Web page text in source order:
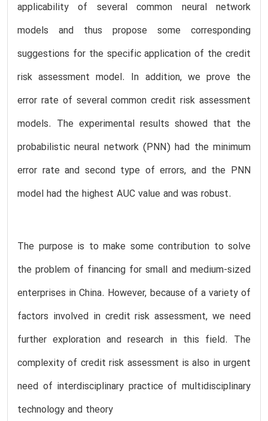
applicability of several common neural network
models and thus propose some corresponding
suggestions for the specific application of the credit
risk assessment model. In addition, we prove the
error rate of several common credit risk assessment
models. The experimental results showed that the
probabilistic neural network (PNN) had the minimum
error rate and second type of errors, and the PNN
model had the highest AUC value and was robust.
The purpose is to make some contribution to solve
the problem of financing for small and medium-sized
enterprises in China. However, because of a variety of
factors involved in credit risk assessment, we need
further exploration and research in this field. The
complexity of credit risk assessment is also in urgent
need of interdisciplinary practice of multidisciplinary
technology and theory